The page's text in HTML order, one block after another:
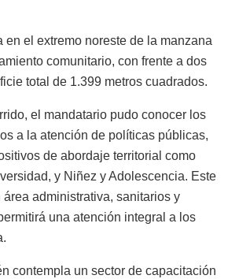
en el extremo noreste de la manzana
comunitario, con frente a dos
total de 1.399 metros cuadrados.
el mandatario pudo conocer los
a la atención de políticas públicas,
de abordaje territorial como
y Niñez y Adolescencia. Este
área administrativa, sanitarios y
una atención integral a los
contempla un sector de capacitación